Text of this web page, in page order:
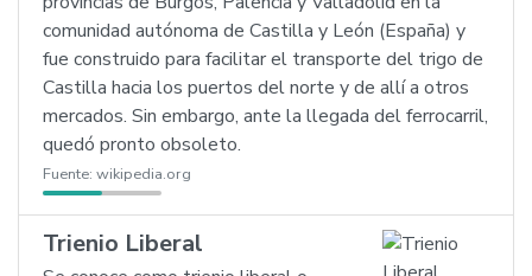
comunidad autónoma de Castilla y León (España) y
fue construido para facilitar el transporte del trigo de
Castilla hacia los puertos del norte y de allí a otros
mercados. Sin embargo, ante la llegada del ferrocarril,
quedó pronto obsoleto.
Fuente: wikipedia.org
Trienio Liberal